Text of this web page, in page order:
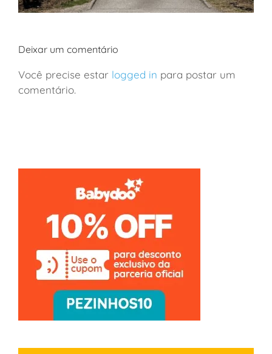
Deixar um comentário
Você precise estar logged in para postar um
comentário.